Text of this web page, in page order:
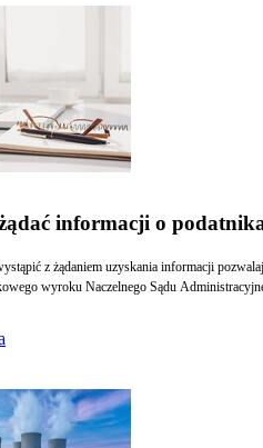
informacji o
z żądaniem uzyskania informacji
wyroku Naczelnego Sądu